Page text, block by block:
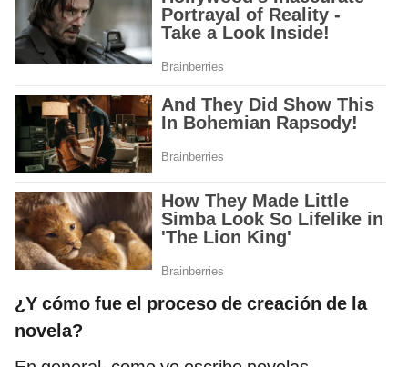
¿Y cómo fue el proceso de creación de la
novela?